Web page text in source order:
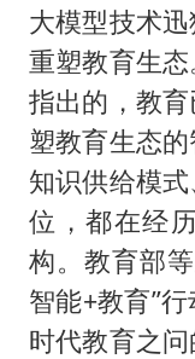
大模型技术
重塑教育生
指出的，教
塑教育生态
知识供给模
位，都在经
构。教育部
智能+教育”
时代教育之